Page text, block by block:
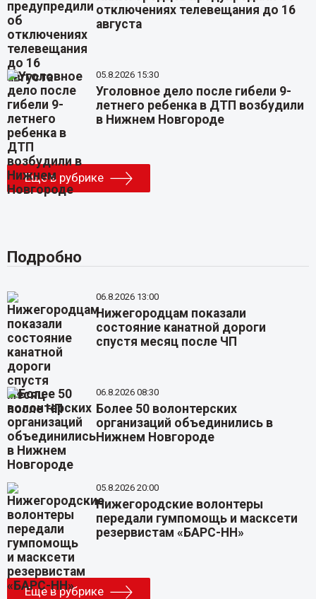
отключениях телевещания до 16
августа
05.8.2026 15:30
Уголовное дело после гибели 9-
летнего ребенка в ДТП возбудили
в Нижнем Новгороде
Еще в рубрике
Подробно
06.8.2026 13:00
Нижегородцам показали
состояние канатной дороги
спустя месяц после ЧП
06.8.2026 08:30
Более 50 волонтерских
организаций объединились в
Нижнем Новгороде
05.8.2026 20:00
Нижегородские волонтеры
передали гумпомощь и масксети
резервистам «БАРС-НН»
Еще в рубрике